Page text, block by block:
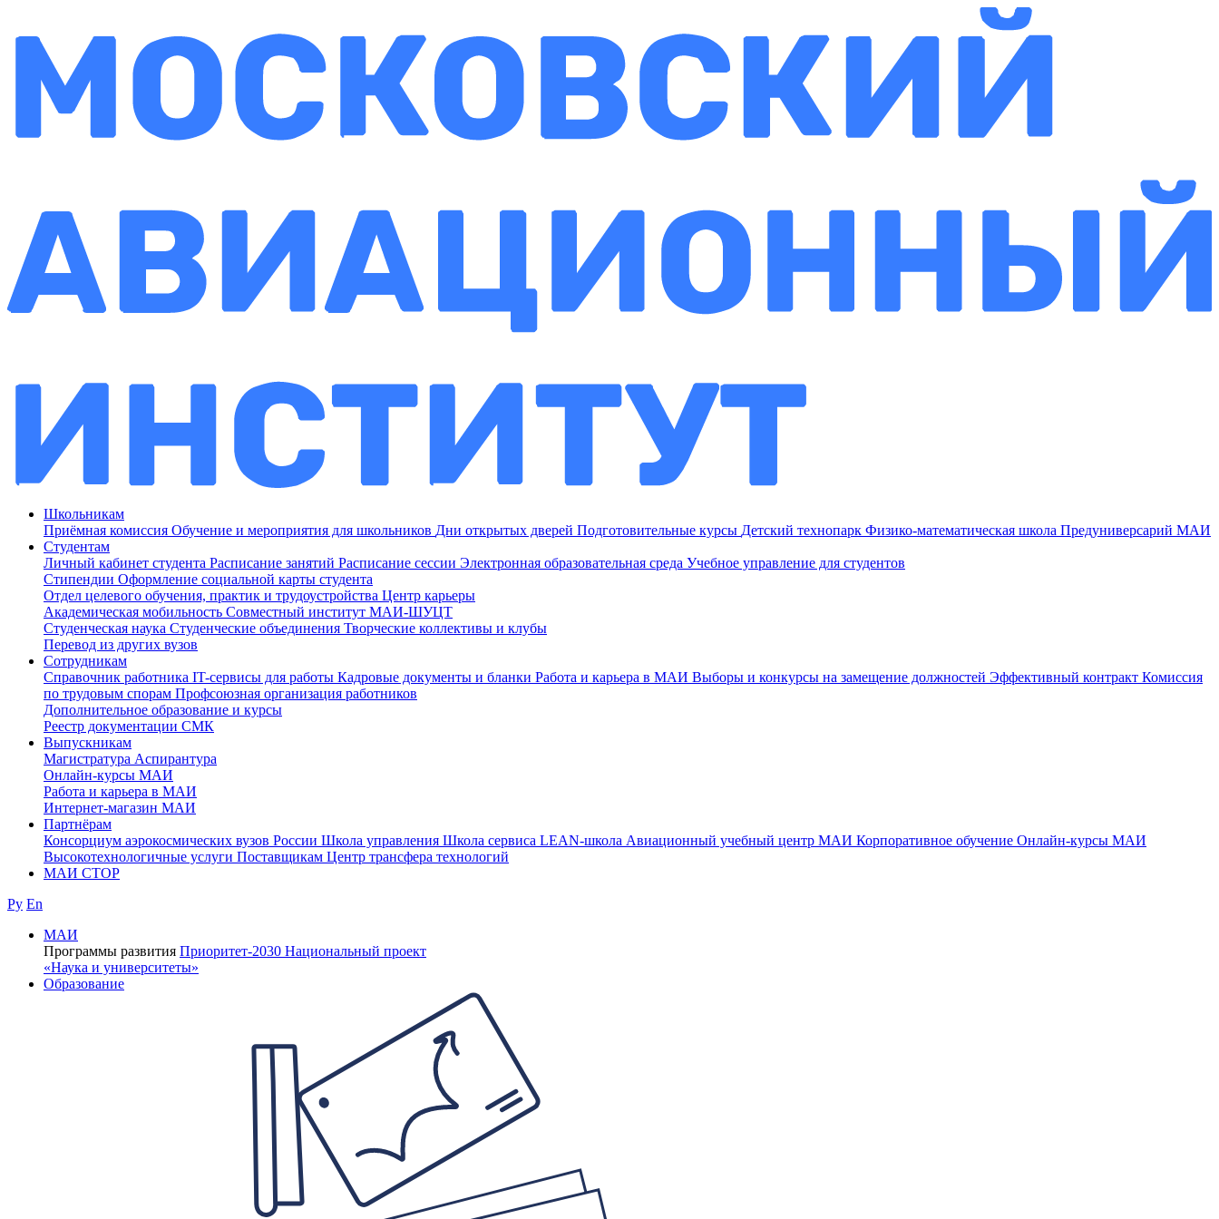
Школьникам
Приёмная комиссия Обучение и мероприятия для школьников Дни открытых дверей Подготовительные курсы Детский технопарк Физико-математическая школа Предуниверсарий МАИ
Студентам
Личный кабинет студента Расписание занятий Расписание сессии Электронная образовательная среда Учебное управление для студентов
Стипендии Оформление социальной карты студента
Отдел целевого обучения, практик и трудоустройства Центр карьеры
Академическая мобильность Совместный институт МАИ-ШУЦТ
Студенческая наука Студенческие объединения Творческие коллективы и клубы
Перевод из других вузов
Сотрудникам
Cправочник работника IT-сервисы для работы Кадровые документы и бланки Работа и карьера в МАИ Выборы и конкурсы на замещение должностей Эффективный контракт Комиссия
по трудовым спорам Профсоюзная организация работников
Дополнительное образование и курсы
Реестр документации СМК
Выпускникам
Магистратура Аспирантура
Онлайн-курсы МАИ
Работа и карьера в МАИ
Интернет-магазин МАИ
Партнёрам
Консорциум аэрокосмических вузов России Школа управления Школа сервиса LEAN-школа Авиационный учебный центр МАИ Корпоративное обучение Онлайн-курсы МАИ
Высокотехнологичные услуги Поставщикам Центр трансфера технологий
МАИ СТОР
Ру En
МАИ
Программы развития Приоритет-2030 Национальный проект
«Наука и университеты»
Образование